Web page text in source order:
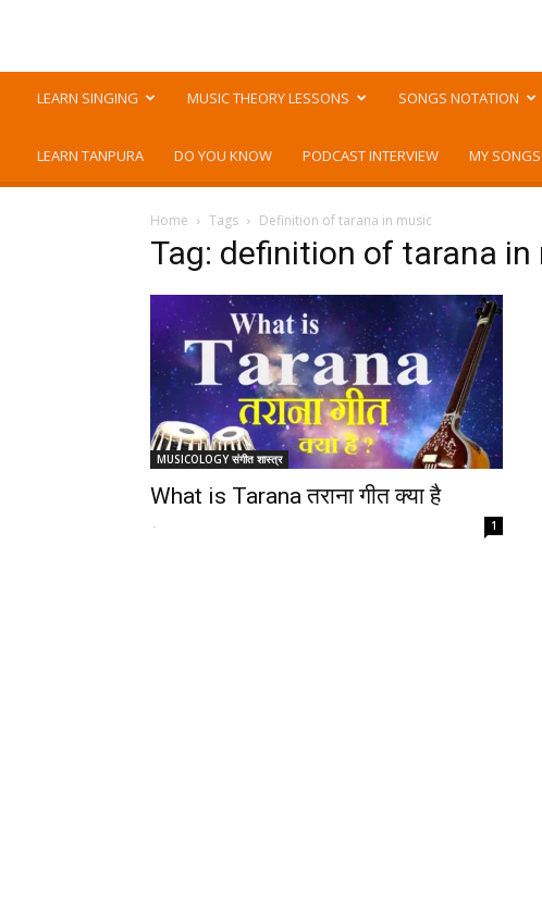
LEARN SINGING MUSIC THEORY LESSONS SONGS NOTATION
LEARN TANPURA DO YOU KNOW PODCAST INTERVIEW MY
Home Tags Definition of tarana in music
Tag: definition of tarana in
MUSICOLOGY संगीत शास्त्र
What is Tarana तराना गीत क्या है
- 1